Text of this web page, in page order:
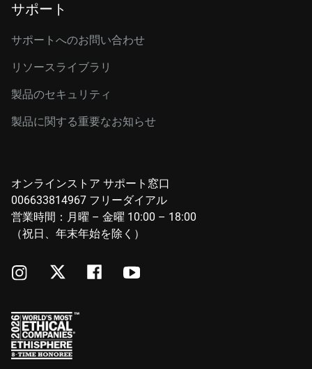
サポート
サポートへのお問い合わせ
リソースライブラリ
製品のセキュリティ
製品に関する重要なお知らせ
オンラインストア サポート窓口
006633814967 フリーダイアル
営業時間：月曜 – 金曜 10:00 – 18:00
（祝日、年末年始を除く）